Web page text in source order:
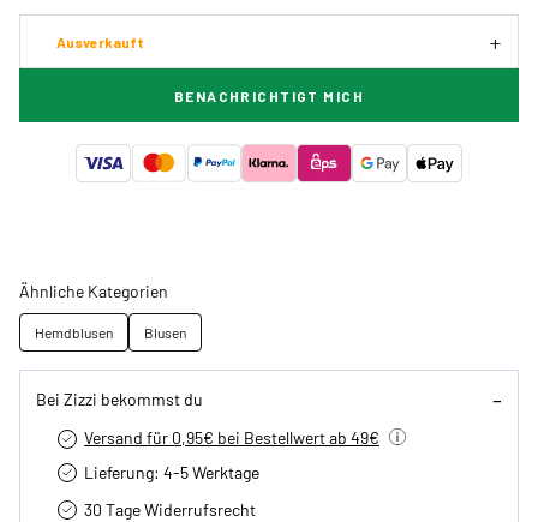
Ausverkauft
BENACHRICHTIGT MICH
Ähnliche Kategorien
Hemdblusen Blusen
Bei Zizzi bekommst du
Versand für 0,95€ bei Bestellwert ab 49€
Lieferung: 4-5 Werktage
30 Tage Widerrufsrecht